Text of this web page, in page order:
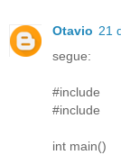
Otavio 21
segue:
#include
#include
int main()